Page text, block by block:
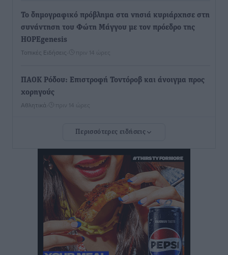
To δημογραφικό πρόβλημα στα νησιά κυριάρχησε στη
συνάντηση του Φώτη Μάγγου με τον πρόεδρο της
HOPEgenesis
Τοπικές Ειδήσεις πριν 14 ώρες
ΠΑΟΚ Ρόδου: Επιστροφή Τοντόροβ και άνοιγμα προς
χορηγούς
Αθλητικά πριν 14 ώρες
Rhodes Beyond Summer – Εκεί που το καλοκαίρι
Τοπικές Ειδήσεις• πριν 14 ώρες
Κικίλιας: Μειώθηκαν κατά 34% οι μεταναστευτικές
ροές στα θαλάσσια σύνορα
πριν 14 ώρες
Κως: Γερμανός τουρίστας κέρδισε αποζημίωση 900
ευρώ επειδή δεν βρήκε ξαπλώστρες στις
Περισσότερες ειδήσεις